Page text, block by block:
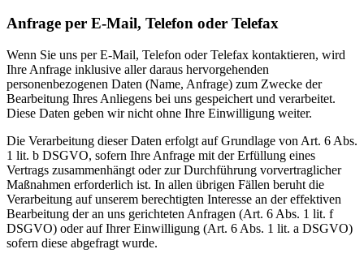
Anfrage per E-Mail, Telefon oder Telefax
Wenn Sie uns per E-Mail, Telefon oder Telefax kontaktieren, wird
Ihre Anfrage inklusive aller daraus hervorgehenden
personenbezogenen Daten (Name, Anfrage) zum Zwecke der
Bearbeitung Ihres Anliegens bei uns gespeichert und verarbeitet.
Diese Daten geben wir nicht ohne Ihre Einwilligung weiter.
Die Verarbeitung dieser Daten erfolgt auf Grundlage von Art. 6 Abs.
1 lit. b DSGVO, sofern Ihre Anfrage mit der Erfüllung eines
Vertrags zusammenhängt oder zur Durchführung vorvertraglicher
Maßnahmen erforderlich ist. In allen übrigen Fällen beruht die
Verarbeitung auf unserem berechtigten Interesse an der effektiven
Bearbeitung der an uns gerichteten Anfragen (Art. 6 Abs. 1 lit. f
DSGVO) oder auf Ihrer Einwilligung (Art. 6 Abs. 1 lit. a DSGVO)
sofern diese abgefragt wurde.